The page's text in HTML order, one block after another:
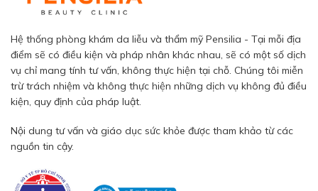
Hệ thống phòng khám da liễu và thẩm mỹ Pensilia - Tại mỗi địa
điểm sẽ có điều kiện và pháp nhân khác nhau, sẽ có một số dịch
vụ chỉ mang tính tư vấn, không thực hiện tại chỗ. Chúng tôi miễn
trừ trách nhiệm và không thực hiện những dịch vụ không đủ điều
kiện, quy định của pháp luật.
Nội dung tư vấn và giáo dục sức khỏe được tham khảo từ các
nguồn tin cậy.